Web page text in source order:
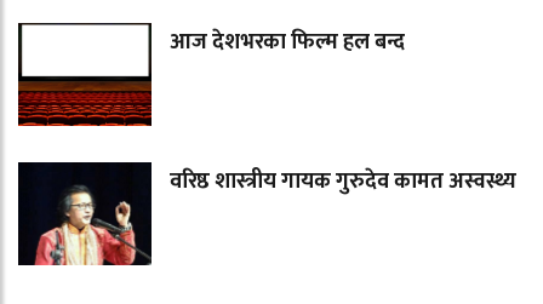
आज देशभरका फिल्म हल बन्द
वरिष्ठ शास्त्रीय गायक गुरुदेव कामत अस्वस्थ्य